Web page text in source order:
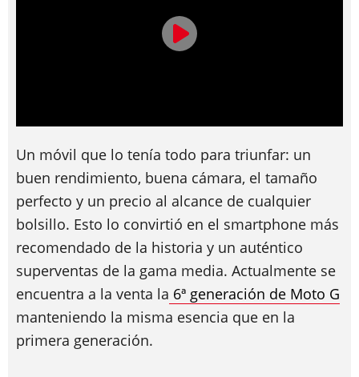
Un móvil que lo tenía todo para triunfar: un
buen rendimiento, buena cámara, el tamaño
perfecto y un precio al alcance de cualquier
bolsillo. Esto lo convirtió en el smartphone más
recomendado de la historia y un auténtico
superventas de la gama media. Actualmente se
encuentra a la venta la 6ª generación de Moto G
manteniendo la misma esencia que en la
primera generación.